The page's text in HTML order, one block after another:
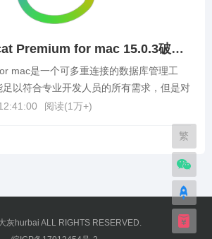
【Mac】Navicat Premium for mac 15.0.3破解版下载
mac是一个可多重连接的数据库管理工
以符合专业开发人员的所有需求，但是对
来...
阅读(1万+)
灰hurbai ALL RIGHTS RESERVED.
繁